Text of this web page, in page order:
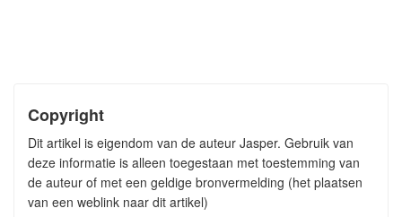
Copyright
Dit artikel is eigendom van de auteur Jasper. Gebruik van
deze informatie is alleen toegestaan met toestemming van
de auteur of met een geldige bronvermelding (het plaatsen
van een weblink naar dit artikel)